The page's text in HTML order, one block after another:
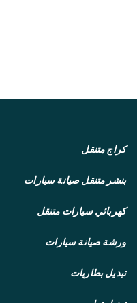
كراج متنقل
بنشر متنقلصيانة سيارات
كهربائي سيارات متنقل
ورشة صيانة سيارات
تبديل بطاريات